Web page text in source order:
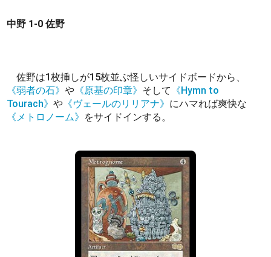
中野 1-0 佐野
佐野は1枚挿しが15枚並ぶ怪しいサイドボードから、
《弱者の石》や 《原基の印章》 そして 《Hymn to
Tourach》や 《ヴェールのリリアナ》 にハマれば爽快な
《メトロノーム》 をサイドインする。